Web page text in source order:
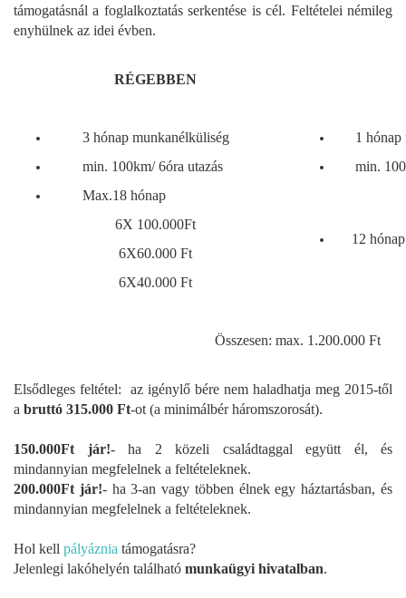
támogatásnál a foglalkoztatás serkentése is cél. Feltételei némileg
enyhülnek az idei évben.
RÉGEBBEN
3 hónap munkanélküliség
1 hónap
min. 100km/ 6óra utazás
min.
Max.18 hónap
6X 100.000Ft
6X60.000 Ft
6X40.000 Ft
12 hónap
Összesen: max. 1.200.000 Ft
Elsődleges feltétel: az igénylő bére nem haladhatja meg 2015-től
a bruttó 315.000 Ft-ot (a minimálbér háromszorosát).
150.000Ft jár!- ha 2 közeli családtaggal együtt él, és
mindannyian megfelelnek a feltételeknek.
200.000Ft jár!- ha 3-an vagy többen élnek egy háztartásban, és
mindannyian megfelelnek a feltételeknek.
Hol kell pályáznia támogatásra?
Jelenlegi lakóhelyén található munkaügyi hivatalban.